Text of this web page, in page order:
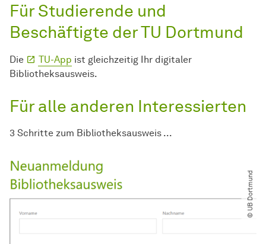
Für Studierende und
Beschäftigte der TU Dortmund
Die TU-App ist gleichzeitig Ihr digitaler
Bibliotheksausweis.
Für alle anderen Interessierten
3 Schritte zum Bibliotheksausweis ...
© UB Dortmund